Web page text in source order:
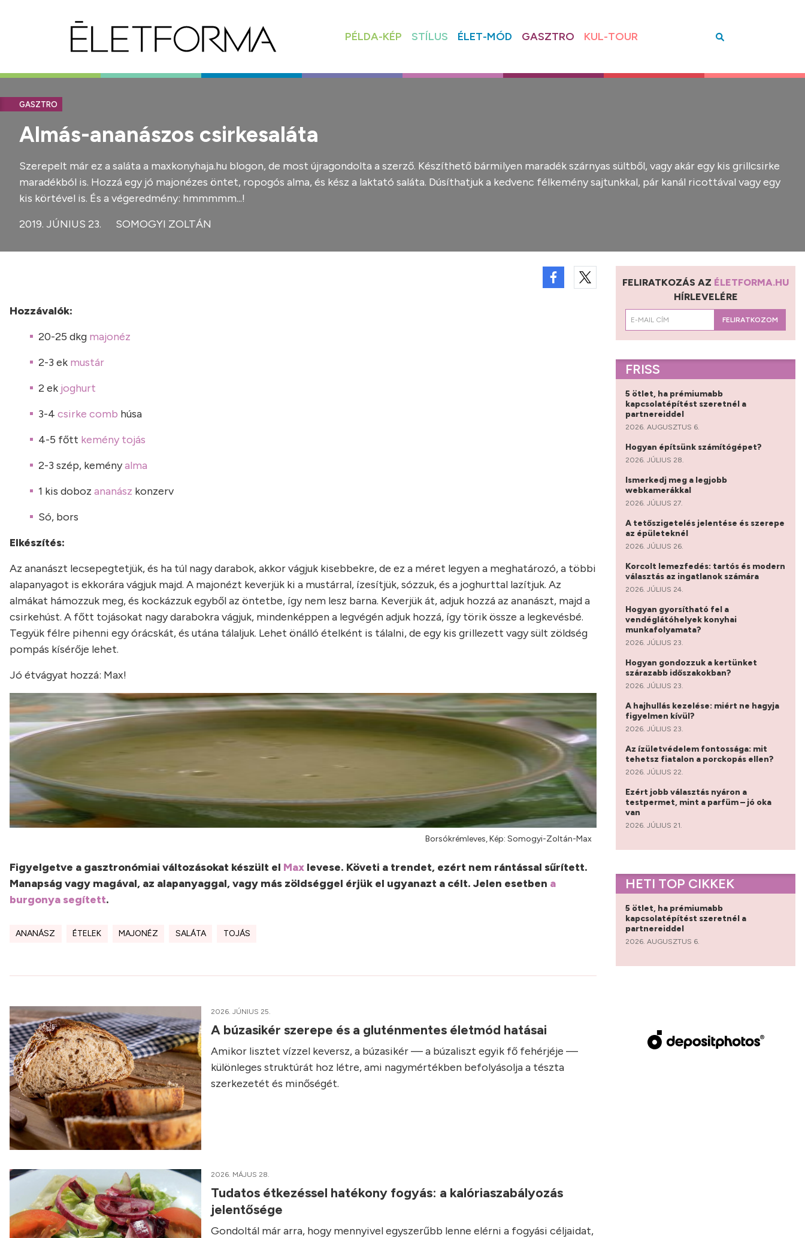
PÉLDA-KÉP STÍLUS ÉLET-MÓD GASZTRO KUL-TOUR
GASZTRO
Almás-ananászos csirkesaláta
Szerepelt már ez a saláta a maxkonyhaja.hu blogon, de most újragondolta a szerző. Készíthető bármilyen maradék szárnyas sültből, vagy akár egy kis grillcsirke
maradékból is. Hozzá egy jó majonézes öntet, ropogós alma, és kész a laktató saláta. Dúsíthatjuk a kedvenc félkemény sajtunkkal, pár kanál ricottával vagy egy
kis körtével is. És a végeredmény: hmmmmm...!
2019. JÚNIUS 23.
SOMOGYI ZOLTÁN
Hozzávalók:
20-25 dkg majonéz
2-3 ek mustár
2 ek joghurt
3-4 csirke comb húsa
4-5 főtt kemény tojás
2-3 szép, keményalma
1 kis doboz ananász konzerv
Só, bors
Elkészítés:
Az ananászt lecsepegtetjük, és ha túl nagy darabok, akkor vágjuk kisebbekre, de ez a méret legyen a meghatározó, a többi
alapanyagot is ekkorára vágjuk majd. A majonézt keverjük ki a mustárral, ízesítjük, sózzuk, és a joghurttal lazítjuk. Az
almákat hámozzuk meg, és kockázzuk egyből az öntetbe, így nem lesz barna. Keverjük át, adjuk hozzá az ananászt, majd a
csirkehúst. A főtt tojásokat nagy darabokra vágjuk, mindenképpen a legvégén adjuk hozzá, így törik össze a legkevésbé.
Tegyük félre pihenni egy órácskát, és utána tálaljuk. Lehet önálló ételként is tálalni, de egy kis grillezett vagy sült zöldség
pompás kísérője lehet.
Jó étvágyat hozzá: Max!
Borsókrémleves, Kép: Somogyi-Zoltán-Max
Figyelgetve a gasztronómiai változásokat készült el Max levese. Követi a trendet, ezért nem rántással sűrített.
Manapság vagy magával, az alapanyaggal, vagy más zöldséggel érjük el ugyanazt a célt. Jelen esetben a
burgonya segített.
ANANÁSZ ÉTELEK MAJONÉZ SALÁTA TOJÁS
2026. JÚNIUS 25.
A búzasikér szerepe és a gluténmentes életmód hatásai
Amikor lisztet vízzel keversz, a búzasikér — a búzaliszt egyik fő fehérjéje —
különleges struktúrát hoz létre, ami nagymértékben befolyásolja a tészta
szerkezetét és minőségét.
2026. MÁJUS 28.
Tudatos étkezéssel hatékony fogyás: a kalóriaszabályozás
jelentősége
Gondoltál már arra, hogy mennyivel egyszerűbb lenne elérni a fogyási céljaidat,
FELIRATKOZÁS AZ ÉLETFORMA.HU
HÍRLEVELÉRE
FELIRATKOZOM
FRISS
5 ötlet, ha prémiumabb
kapcsolatépítést szeretnél a
partnereiddel
2026. AUGUSZTUS 6.
Hogyan építsünk számítógépet?
2026. JÚLIUS 28.
Ismerkedj meg a legjobb
webkamerákkal
2026. JÚLIUS 27.
A tetőszigetelés jelentése és szerepe
az épületeknél
2026. JÚLIUS 26.
Korcolt lemezfedés: tartós és modern
választás az ingatlanok számára
2026. JÚLIUS 24.
Hogyan gyorsítható fel a
vendéglátóhelyek konyhai
munkafolyamata?
2026. JÚLIUS 23.
Hogyan gondozzuk a kertünket
szárazabb időszakokban?
2026. JÚLIUS 23.
A hajhullás kezelése: miért ne hagyja
figyelmen kívül?
2026. JÚLIUS 23.
Az ízületvédelem fontossága: mit
tehetsz fiatalon a porckopás ellen?
2026. JÚLIUS 22.
Ezért jobb választás nyáron a
testpermet, mint a parfüm – jó oka
van
2026. JÚLIUS 21.
HETI TOP CIKKEK
5 ötlet, ha prémiumabb
kapcsolatépítést szeretnél a
partnereiddel
2026. AUGUSZTUS 6.